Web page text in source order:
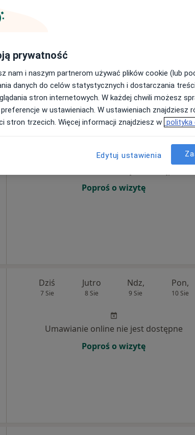
Dziś Jutro Ndz, Pon,
Poproś o wizytę
Dziś
7 Sie
Jutro
8 Sie
Ndz,
9 Sie
Pon,
10 Sie
Umawianie online nie jest dostępne
Poproś o wizytę
prywatność
nam i naszym partnerom używać plików cookie (lub
danych do celów statystycznych i dostarczania
stron internetowych. W każdej chwili możesz
w ustawieniach. W ustawieniach znajdziesz
stron trzecich. Więcej informacji znajdziesz w polityka
Edytuj ustawienia